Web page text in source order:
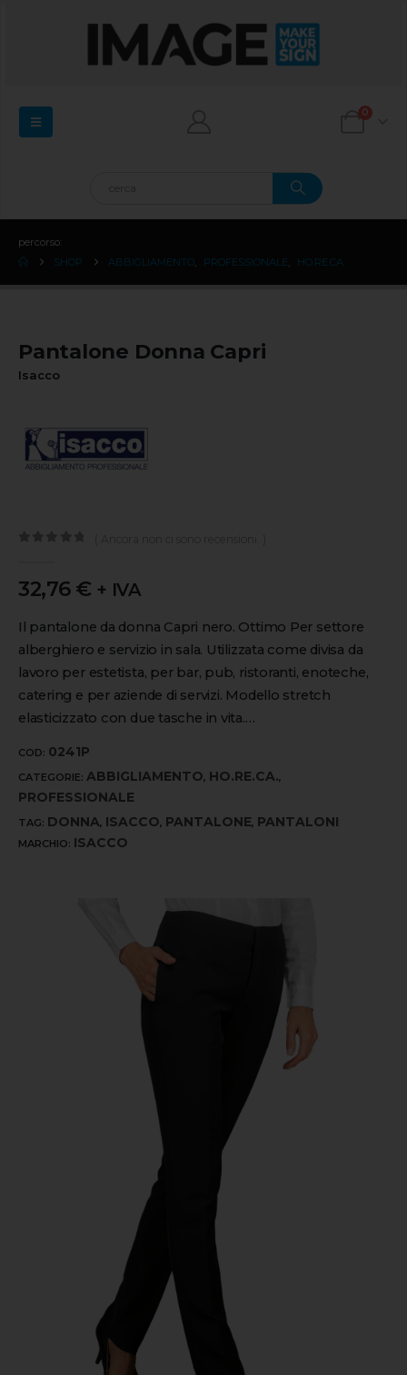
0
percorso:
SHOP
ABBIGLIAMENTO PROFESSIONALE HO.RE.CA.
Pantalone Donna Capri
Isacco
32,76 € + IVA
Il pantalone da donna Capri nero. Ottimo Per settore
alberghiero e servizio in sala. Utilizzata come divisa da
lavoro per estetista, per bar, pub, ristoranti, enoteche,
catering e per aziende di servizi. Modello stretch
elasticizzato con due tasche in vita.…
COD: 0241P
CATEGORIE: ABBIGLIAMENTO, HO.RE.CA.,
PROFESSIONALE
TAG: DONNA, ISACCO, PANTALONE, PANTALONI
MARCHIO: ISACCO